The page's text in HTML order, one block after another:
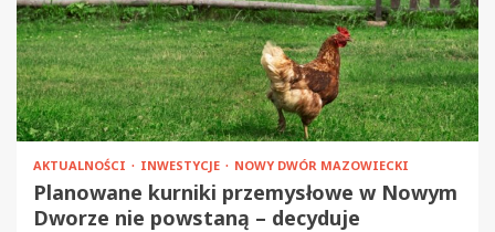
AKTUALNOŚCI INWESTYCJE NOWY DWÓR MAZOWIECKI
Planowane kurniki przemysłowe w Nowym
Dworze nie powstaną – decyduje